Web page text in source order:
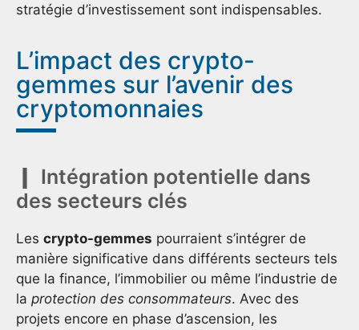
stratégie d’investissement sont indispensables.
L’impact des crypto-
gemmes sur l’avenir des
cryptomonnaies
Intégration potentielle dans
des secteurs clés
Les crypto-gemmes pourraient s’intégrer de
manière significative dans différents secteurs tels
que la finance, l’immobilier ou même l’industrie de
la protection des consommateurs. Avec des
projets encore en phase d’ascension, les